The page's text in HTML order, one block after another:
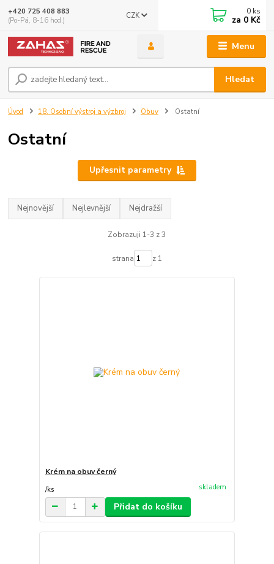
Menu
CZK
Hledat
+420 725 408 883
(Po-Pá, 8-16 hod.)
0 ks
za 0 Kč
Úvod 18. Osobní výstroj a výzbroj Obuv Ostatní
Ostatní
Upřesnit parametry
Nejnovější Nejlevnější Nejdražší
Zobrazuji 1-3 z 3
strana z 1
Krém na obuv černý
/ks skladem
Přidat do košíku